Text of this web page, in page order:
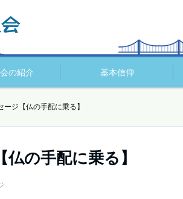
の紹介 基本信仰
ージ【仏の手配に乗る】
の手配に乗る】